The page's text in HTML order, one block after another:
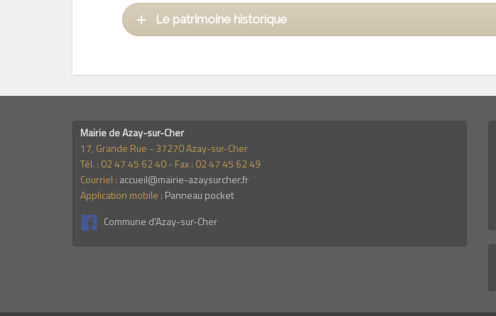
Le patrimoine historique
Mairie de Azay-sur-Cher
17, Grande Rue - 37270 Azay-sur-Cher
Tél. : 02 47 45 62 40 - Fax : 02 47 45 62 49
Courriel : accueil@mairie-azaysurcher.fr
Application mobile : Panneau pocket
Commune d'Azay-sur-Cher